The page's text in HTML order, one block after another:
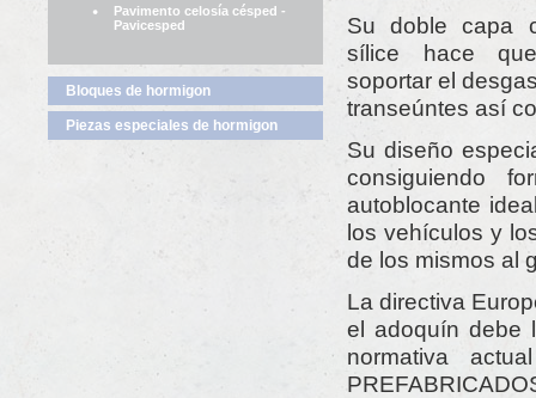
Pavimento celosía césped -
Pavicesped
Bloques de hormigon
Piezas especiales de hormigon
Su doble capa
sílice hace
soportar el
transeúntes así
Su diseño
consiguiendo
autoblocante
los vehículos y
de los mismos al
La directiva
el adoquín debe
normativa